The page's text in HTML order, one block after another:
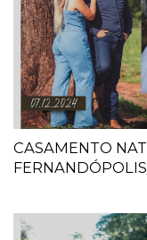
CASAMENTO